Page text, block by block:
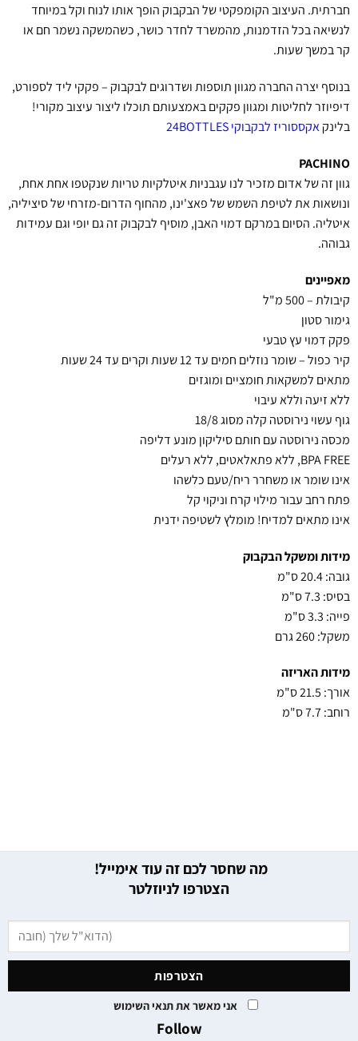
חברתית. העיצוב הקומפקטי של הבקבוק הופך אותו לנוח וקל במיוחד
לנשיאה בכל הזדמנות, מהמשרד לחדר כושר, כשהמשקה נשמר חם או
קר במשך שעות.
בנוסף יצרה החברה מגוון תוספות ושדרוגים לבקבוק – פקקי ליד לספורט,
דיפיוזר לחליטות ומגוון פקקים באמצעותם תוכלו ליצור עיצוב מקורי!
בלינקאקססוריז לבקבוקי 24BOTTLES
PACHINO
גוון זה של אדום מזכיר לנו עגבניות איטלקיות טריות שנקטפו אחת אחת,
ונושאות את לטיפת השמש של פאצ'ינו, מהחוף הדרום-מזרחי של סיציליה,
איטליה. הסיום במרקם דמוי האבן, מוסיף לבקבוק זה גם יופי וגם עמידות
גבוהה.
מאפיינים
קיבולת – 500 מ"ל
גימור סטון
פקק דמוי עץ טבעי
קיר כפול – שומר נוזלים חמים עד 12 שעות וקרים עד 24 שעות
מתאים למשקאות חומציים ומוגזים
ללא זיעה וללא עיבוי
גוף עשוי נירוסטה קלה מסוג 18/8
מכסה נירוסטה עם חותם סיליקון מונע דליפה
BPA FREE, ללא פתאלאטים, ללא רעלים
אינו שומר או משחרר ריח/טעם כלשהו
פתח רחב עבור מילוי קרח וניקוי קל
אינו מתאים למדיח! מומלץ לשטיפה ידנית
מידות ומשקל הבקבוק
גובה: 20.4 ס"מ
בסיס: 7.3 ס"מ
פייה: 3.3 ס"מ
משקל: 260 גרם
מידות האריזה
אורך: 21.5 ס"מ
רוחב: 7.7 ס"מ
מה שחסר לכם זה עוד אימייל!
הצטרפו לניוזלטר
אני מאשר את תנאי השימוש
Follow